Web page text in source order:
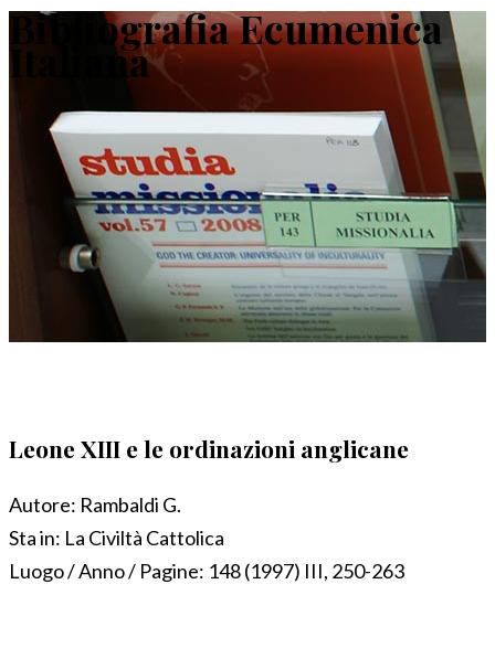
Bibliografia Ecumenica
Italiana
Leone XIII e le ordinazioni anglicane
Autore: Rambaldi G.
Sta in: La Civiltà Cattolica
Luogo / Anno / Pagine: 148 (1997) III, 250-263